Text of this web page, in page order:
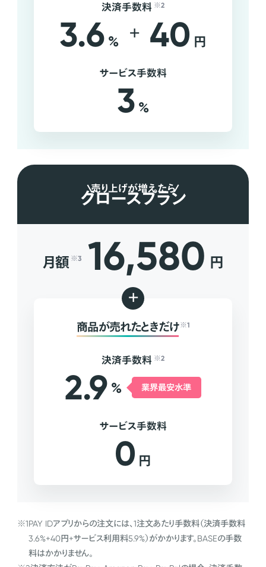
決済手数料 ※2
3.6 % + 40 円
サービス手数料
3 %
売り上げが増えたら
グロースプラン
月額 ※3 16,580 円
+
商品が売れたときだけ ※1
決済手数料 ※2
2.9 % 業界最安水準
サービス手数料
0 円
※1PAY IDアプリからの注文には、1注文あたり手数料（決済手数料
3.6%+40円+サービス利用料5.9%）がかかります。BASEの手数
料はかかりません。